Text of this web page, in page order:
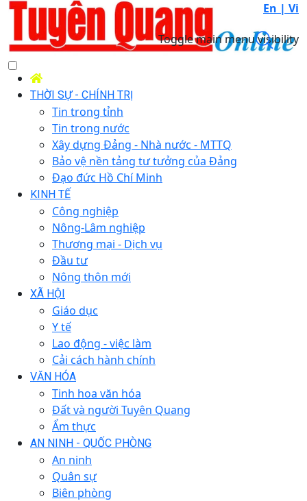
En | Vi
Toggle main menu visibility
THỜI SỰ - CHÍNH TRỊ
Tin trong tỉnh
Tin trong nước
Xây dựng Đảng - Nhà nước - MTTQ
Bảo vệ nền tảng tư tưởng của Đảng
Đạo đức Hồ Chí Minh
KINH TẾ
Công nghiệp
Nông-Lâm nghiệp
Thương mại - Dịch vụ
Đầu tư
Nông thôn mới
XÃ HỘI
Giáo dục
Y tế
Lao động - việc làm
Cải cách hành chính
VĂN HÓA
Tinh hoa văn hóa
Đất và người Tuyên Quang
Ẩm thực
AN NINH - QUỐC PHÒNG
An ninh
Quân sự
Biên phòng